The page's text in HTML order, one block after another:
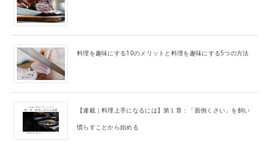
料理を趣味にする10のメリットと料理を趣味にする5つの方法
【連載｜料理上手になるには】第１章：「面倒くさい」を飼い
慣らすことから始める